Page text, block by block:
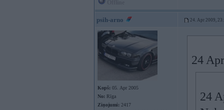
psih-arno 24. Apr 2009,
Kopš: 05. Apr 2005
No: Rīga
Ziņojumi: 2417
24
24